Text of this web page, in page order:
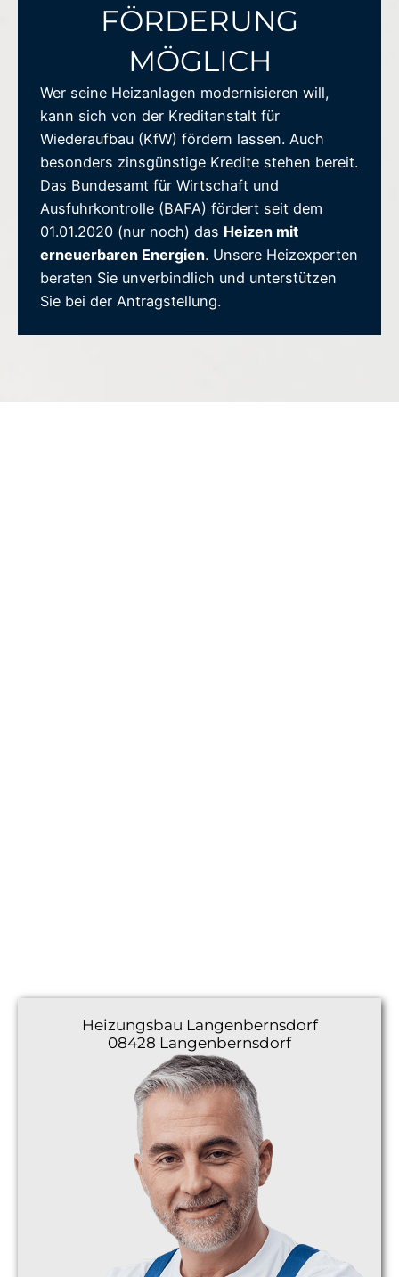
FÖRDERUNG
MÖGLICH
Wer seine Heizanlagen modernisieren will,
kann sich von der Kreditanstalt für
Wiederaufbau (KfW) fördern lassen. Auch
besonders zinsgünstige Kredite stehen bereit.
Das Bundesamt für Wirtschaft und
Ausfuhrkontrolle (BAFA) fördert seit dem
01.01.2020 (nur noch) das Heizen mit
erneuerbaren Energien. Unsere Heizexperten
beraten Sie unverbindlich und unterstützen
Sie bei der Antragstellung.
Heizungsbau Langenbernsdorf
08428 Langenbernsdorf